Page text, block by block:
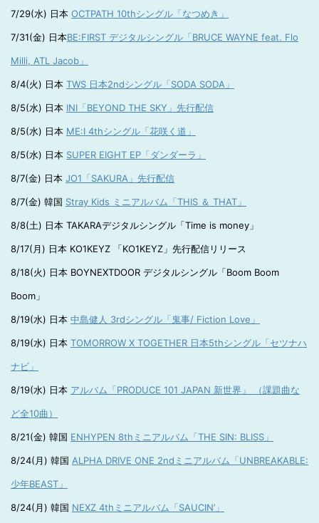
7/29(水) 日本 OCTPATH 10thシングル「なつめき」
7/31(金) 日本BE:FIRST デジタルシングル「BRUCE WAYNE feat. Flo
Milli, ATL Jacob」
8/4(火) 日本 TWS 日本2ndシングル「SODA SODA」
8/5(水) 日本 INI「BEYOND THE SKY」先行配信
8/5(水) 日本 ME:I 4thシングル「花咲く道」
8/5(水) 日本 SUPER EIGHT EP「ダンダーラ」
8/7(金) 日本 JO1「SAKURA」先行配信
8/7(金) 韓国 Stray Kids ミニアルバム「THIS ＆ THAT」
8/8(土) 日本 TAKARAデジタルシングル「Time is money」
8/17(月) 日本 KO1KEYZ 「KO1KEYZ」先行配信リリース
8/18(火) 日本 BOYNEXTDOOR デジタルシングル「Boom Boom
Boom」
8/19(水) 日本 中島健人 3rdシングル「鬼事/ Fiction Love」
8/19(水) 日本 TOMORROW X TOGETHER 日本5thシングル「セツナハ
ナビ」
8/19(水) 日本 アルバム「PRODUCE 101 JAPAN 新世界」 （課題曲な
ど全10曲）
8/21(金) 韓国 ENHYPEN 8thミニアルバム「THE SIN: BLISS」
8/24(月) 韓国 ALPHA DRIVE ONE 2ndミニアルバム「UNBREAKABLE:
少年BEAST」
8/24(月) 韓国 NEXZ 4thミニアルバム「SAUCIN’」